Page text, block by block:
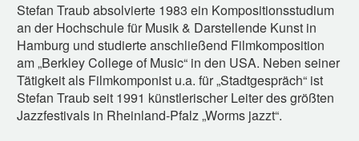
Stefan Traub absolvierte 1983 ein Kompositionsstudium
an der Hochschule für Musik & Darstellende Kunst in
Hamburg und studierte anschließend Filmkomposition
am „Berkley College of Music“ in den USA. Neben seiner
Tätigkeit als Filmkomponist u.a. für „Stadtgespräch“ ist
Stefan Traub seit 1991 künstlerischer Leiter des größten
Jazzfestivals in Rheinland-Pfalz „Worms jazzt“.